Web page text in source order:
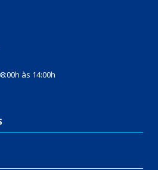
às 14:00h